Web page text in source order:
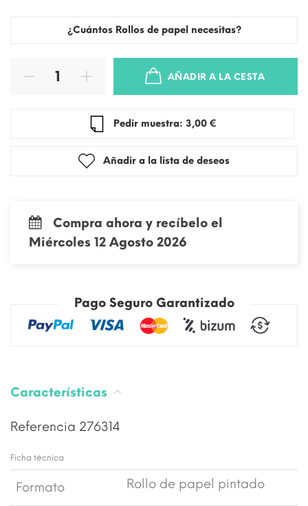
¿Cuántos Rollos de papel necesitas?
AÑADIR A LA CESTA
Pedir muestra: 3,00 €
Añadir a la lista de deseos
Compra ahora y recíbelo el
Miércoles 12 Agosto 2026
Pago Seguro Garantizado
Características
Referencia 276314
Ficha técnica
Formato Rollo de papel pintado